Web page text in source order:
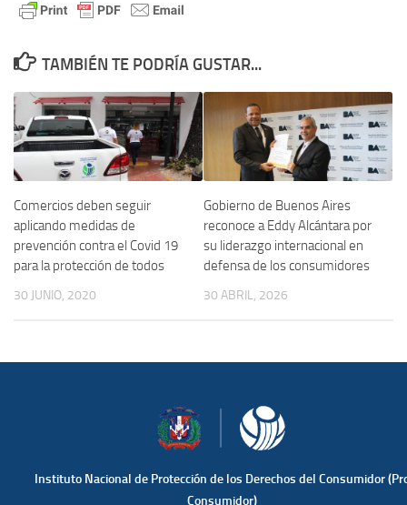
TAMBIÉN TE PODRÍA GUSTAR...
Comercios deben seguir
aplicando medidas de
prevención contra el Covid 19
para la protección de todos
30 JUNIO, 2020
Gobierno de Buenos Aires
reconoce a Eddy Alcántara por
su liderazgo internacional en
defensa de los consumidores
30 ABRIL, 2026
Instituto Nacional de Protección de los Derechos del Consumidor
Consumidor)